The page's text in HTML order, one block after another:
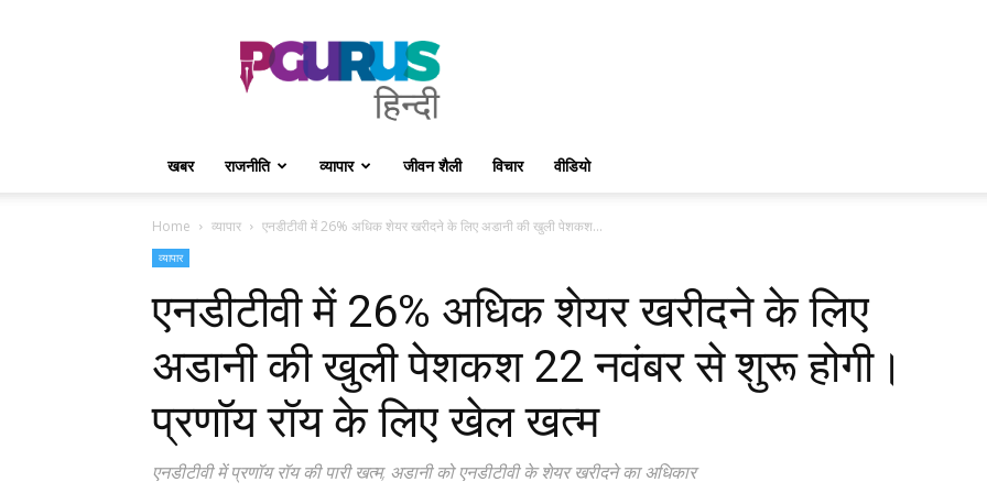
PGurus
Hindi
खबर राजनीति व्यापार जीवन शैली विचार वीडियो
Home व्यापार एनडीटीवी में 26% अधिक शेयर खरीदने के लिए अडानी की खुली पेशकश...
व्यापार
एनडीटीवी में 26% अधिक शेयर खरीदने के लिए
अडानी की खुली पेशकश 22 नवंबर से शुरू होगी।
प्रणॉय रॉय के लिए खेल खत्म
एनडीटीवी में प्रणॉय रॉय की पारी खत्म, अडानी को एनडीटीवी के शेयर खरीदने का अधिकार